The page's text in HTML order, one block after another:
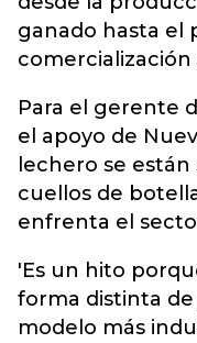
ganado hasta el
comercialización
Para el gerente
el apoyo de
lechero se
cuellos de
enfrenta el
'Es un hito
forma distinta
modelo más